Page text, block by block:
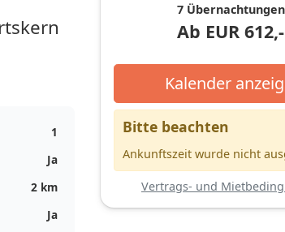
1
Ja
2 km
Ja
7 Übernachtungen
Ab EUR 612,-
Kalender
Bitte beachten
Ankunftszeit wurde nicht
Vertrags- und